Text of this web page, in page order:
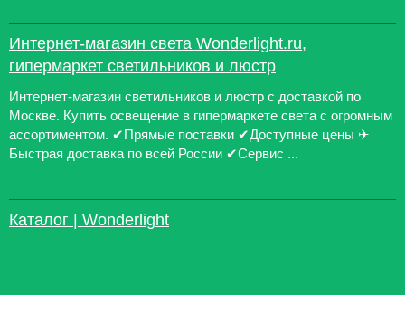
Интернет-магазин света Wonderlight.ru,
гипермаркет светильников и люстр
Интернет-магазин светильников и люстр с доставкой по
Москве. Купить освещение в гипермаркете света с огромным
ассортиментом. ✔Прямые поставки ✔Доступные цены ✈
Быстрая доставка по всей России ✔Сервис ...
Каталог | Wonderlight